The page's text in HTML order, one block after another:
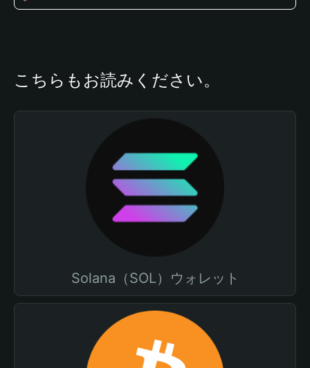
こちらもお読みください。
Solana（SOL）ウォレット